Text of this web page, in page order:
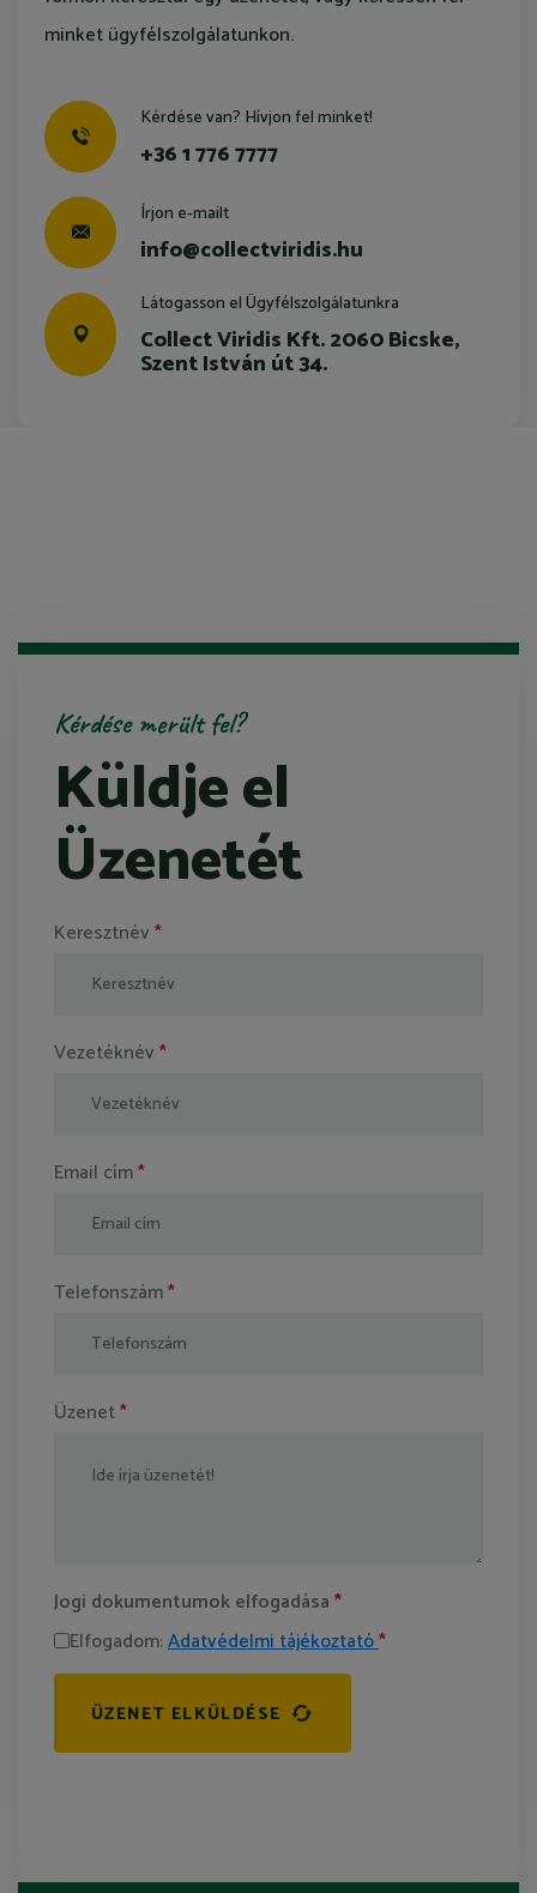
minket ügyfélszolgálatunkon.
Kérdése van? Hívjon fel minket!
+36 1 776 7777
Írjon e-mailt
info@collectviridis.hu
Látogasson el Ügyfélszolgálatunkra
Collect Viridis Kft. 2060 Bicske,
Szent István út 34.
Kérdése merült fel?
Küldje el
Üzenetét
Keresztnév*
Vezetéknév*
Email cím*
Telefonszám*
Üzenet*
Jogi dokumentumok elfogadása*
Elfogadom:Adatvédelmi tájékoztató*
ÜZENET ELKÜLDÉSE